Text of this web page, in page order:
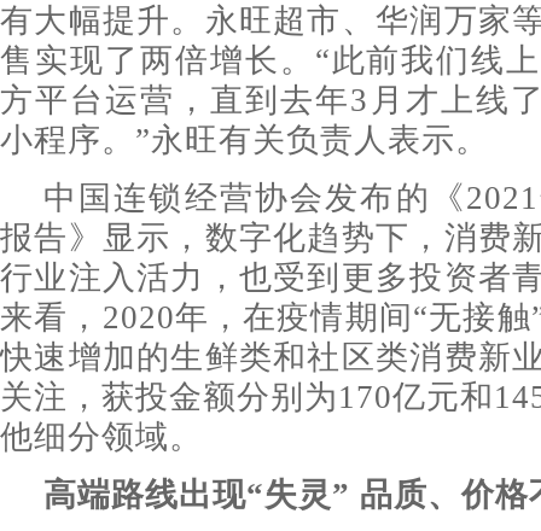
有大幅提升。永旺超市、华润万家
售实现了两倍增长。“此前我们线
方平台运营，直到去年3月才上线
小程序。”永旺有关负责人表示。
中国连锁经营协会发布的《
报告》显示，数字化趋势下，消费
行业注入活力，也受到更多投资者
来看，2020年，在疫情期间“无接
快速增加的生鲜类和社区类消费新
关注，获投金额分别为170亿元和
他细分领域。
高端路线出现“失灵” 品质、价